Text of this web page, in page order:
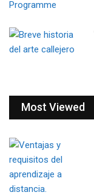
Most Viewed